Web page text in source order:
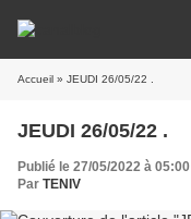
Accueil » JEUDI 26/05/22 .
JEUDI 26/05/22 .
Publié le 27/05/2022 à 05:00
Par TENIV